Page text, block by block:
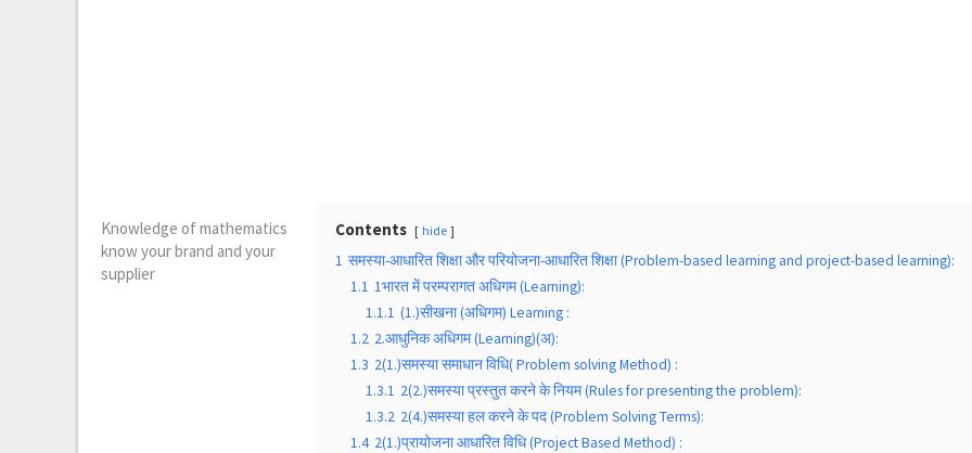
Contents hide
1 समस्या-आधारित शिक्षा और परियोजना-आधारित शिक्षा (Problem-based learning and project-based learning):
1.1 1भारत में परम्परागत अधिगम (Learning):
1.1.1 (1.)सीखना (अधिगम) Learning :
1.2 2.आधुनिक अधिगम (Learning)(अ):
1.3 2(1.)समस्या समाधान विधि( Problem solving Method) :
1.3.1 2(2.)समस्या प्रस्तुत करने के नियम (Rules for presenting the problem):
1.3.2 2(4.)समस्या हल करने के पद (Problem Solving Terms):
1.4 2(1.)प्रायोजना आधारित विधि (Project Based Method) :
Knowledge of mathematics
know your brand and your
supplier